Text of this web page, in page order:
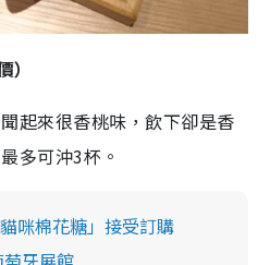
起來很香桃味，飲下卻是香
多可沖3杯。
咪棉花糖」接受訂購